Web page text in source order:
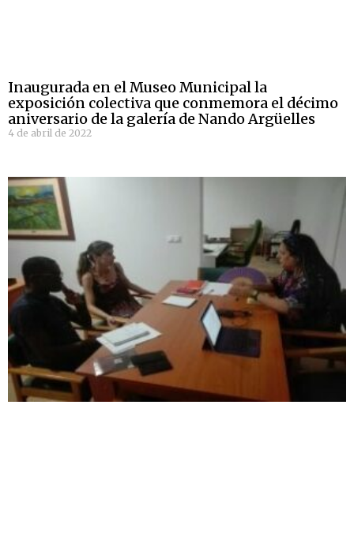
Inaugurada en el Museo Municipal la
exposición colectiva que conmemora el décimo
aniversario de la galería de Nando Argüelles
4 de abril de 2022